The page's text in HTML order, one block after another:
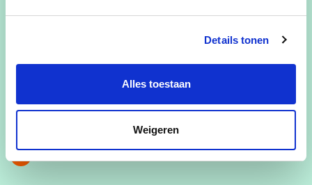
Details tonen
Alles toestaan
Weigeren
ontwikkelingssamenwerking
Directeur Gevangeniswezen (Cellmade)
lieselotbleyenberg@hotmail.com